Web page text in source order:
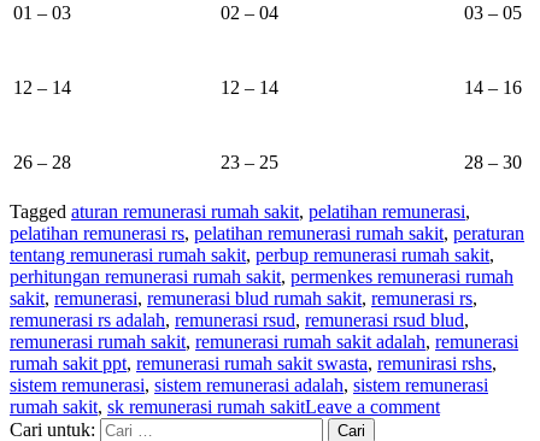
01 – 03 02 – 04 03 – 05
12 – 14 12 – 14 14 – 16
26 – 28 23 – 25 28 – 30
Tagged aturan remunerasi rumah sakit, pelatihan remunerasi,
pelatihan remunerasi rs, pelatihan remunerasi rumah sakit, peraturan
tentang remunerasi rumah sakit, perbup remunerasi rumah sakit,
perhitungan remunerasi rumah sakit, permenkes remunerasi rumah
sakit, remunerasi, remunerasi blud rumah sakit, remunerasi rs,
remunerasi rs adalah, remunerasi rsud, remunerasi rsud blud,
remunerasi rumah sakit, remunerasi rumah sakit adalah, remunerasi
rumah sakit ppt, remunerasi rumah sakit swasta, remunirasi rshs,
sistem remunerasi, sistem remunerasi adalah, sistem remunerasi
rumah sakit, sk remunerasi rumah sakitLeave a comment
Cari untuk: